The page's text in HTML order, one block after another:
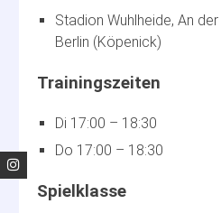
Stadion Wuhlheide, An
Berlin (Köpenick)
Di 17:00 – 18:30
Do 17:00 – 18:30